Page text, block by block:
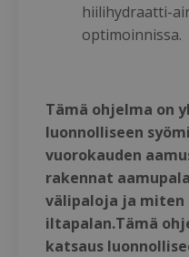
hiilihydraatti-
optimoinnissa.
Tämä ohjelma on
luonnolliseen
vuorokauden
rakennat
välipaloja ja
iltapalan.Tämä
katsaus